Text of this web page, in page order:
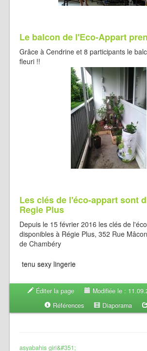
Le balcon de l'Eco-Appart
Grâce à Cendrine et 8 participants le
fleuri !!
Les clés de l'éco-appart sont
Regie Plus
Depuis le 15 février 2016 les clés de
disponibles à Régie Plus, 352 Rue
de Chambéry
tenu sexy lingerie
Éditer la page
Modifiée le :
Références
Diaporama
asyabahis giri&#351;